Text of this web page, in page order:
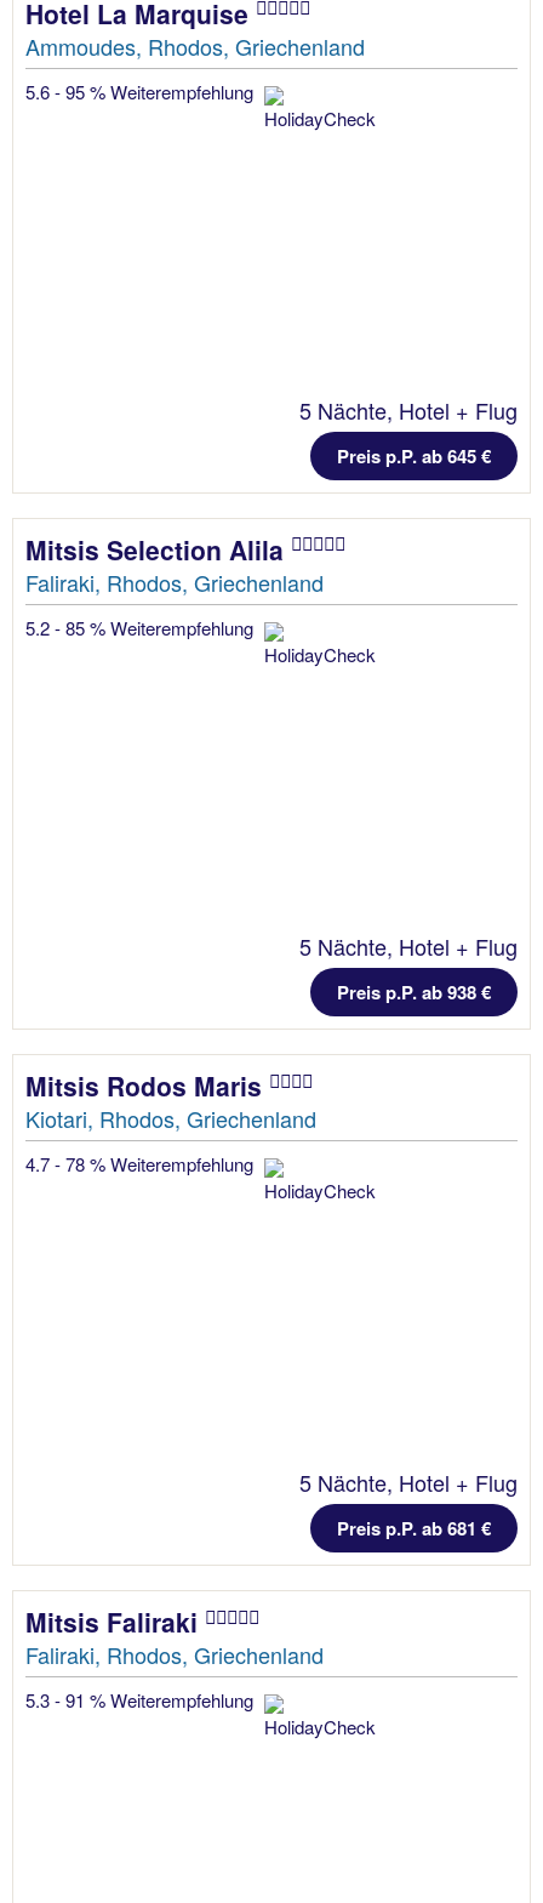
Hotel La Marquise
Ammoudes, Rhodos, Griechenland
5.6 - 95 % Weiterempfehlung
5 Nächte, Hotel + Flug
Preis p.P. ab 645 €
Mitsis Selection Alila
Faliraki, Rhodos, Griechenland
5.2 - 85 % Weiterempfehlung
5 Nächte, Hotel + Flug
Preis p.P. ab 938 €
Mitsis Rodos Maris
Kiotari, Rhodos, Griechenland
4.7 - 78 % Weiterempfehlung
5 Nächte, Hotel + Flug
Preis p.P. ab 681 €
Mitsis Faliraki
Faliraki, Rhodos, Griechenland
5.3 - 91 % Weiterempfehlung